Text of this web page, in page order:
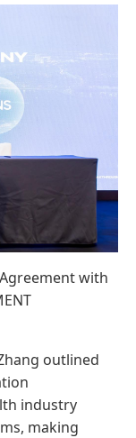
with
outlined
industry
making